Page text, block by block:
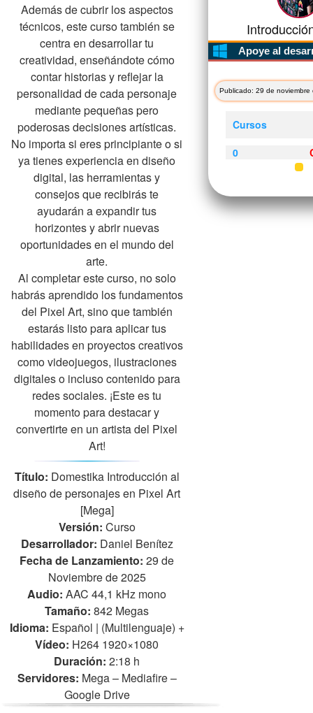
Además de cubrir los aspectos
técnicos, este curso también se
centra en desarrollar tu
creatividad, enseñándote cómo
contar historias y reflejar la
personalidad de cada personaje
mediante pequeñas pero
poderosas decisiones artísticas.
No importa si eres principiante o si
ya tienes experiencia en diseño
digital, las herramientas y
consejos que recibirás te
ayudarán a expandir tus
horizontes y abrir nuevas
oportunidades en el mundo del
arte.
Al completar este curso, no solo
habrás aprendido los fundamentos
del Pixel Art, sino que también
estarás listo para aplicar tus
habilidades en proyectos creativos
como videojuegos, ilustraciones
digitales o incluso contenido para
redes sociales. ¡Este es tu
momento para destacar y
convertirte en un artista del Pixel
Art!
Título: Domestika Introducción al
diseño de personajes en Pixel Art
[Mega]
Versión: Curso
Desarrollador: Daniel Benítez
Fecha de Lanzamiento: 29 de
Noviembre de 2025
Audio: AAC 44,1 kHz mono
Tamaño: 842 Megas
Idioma: Español | (Multilenguaje) +
Vídeo: H264 1920×1080
Duración: 2:18 h
Servidores: Mega – Mediafire –
Google Drive
Apoye al
Publicado: 29 de
Cursos
0